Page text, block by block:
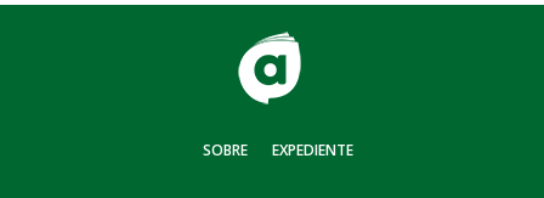
SOBRE EXPEDIENTE